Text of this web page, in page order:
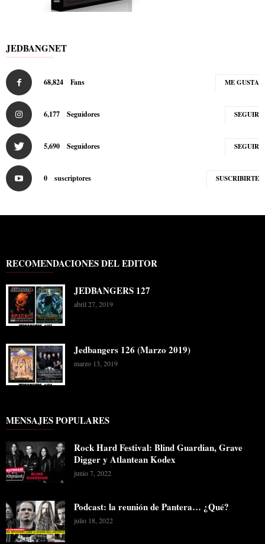
JEDBANGNET
68,824 Fans ME GUSTA
6,177 Seguidores SEGUIR
5,690 Seguidores SEGUIR
0 suscriptores SUSCRIBIRTE
RECOMENDACIONES DEL EDITOR
JEDBANGERS 127
abril 27, 2019
Jedbangers 126 (Marzo 2019)
marzo 13, 2019
MENSAJES POPULARES
Rock Hard Festival: Blind Guardian, Grave
Digger y Atlantean Kodex
junio 7, 2022
Podcast: la reunión de Pantera… ¿Qué?
julio 18, 2022